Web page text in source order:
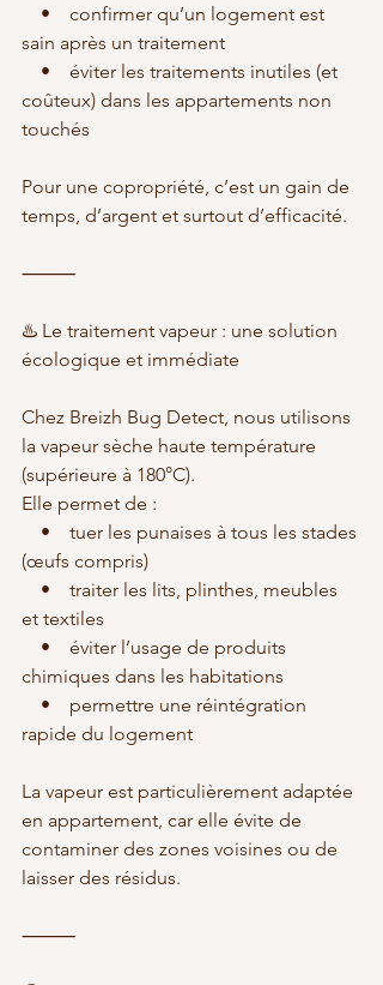
•    confirmer qu’un logement est
sain après un traitement
•    éviter les traitements inutiles (et
coûteux) dans les appartements non
touchés
Pour une copropriété, c’est un gain de
temps, d’argent et surtout d’efficacité.
⸻
♨️ Le traitement vapeur : une solution
écologique et immédiate
Chez Breizh Bug Detect, nous utilisons
la vapeur sèche haute température
(supérieure à 180°C).
Elle permet de :
•    tuer les punaises à tous les stades
(œufs compris)
•    traiter les lits, plinthes, meubles
et textiles
•    éviter l’usage de produits
chimiques dans les habitations
•    permettre une réintégration
rapide du logement
La vapeur est particulièrement adaptée
en appartement, car elle évite de
contaminer des zones voisines ou de
laisser des résidus.
⸻